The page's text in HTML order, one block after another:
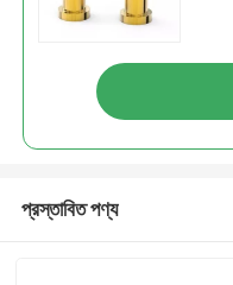
প্রস্তাবিত পণ্য